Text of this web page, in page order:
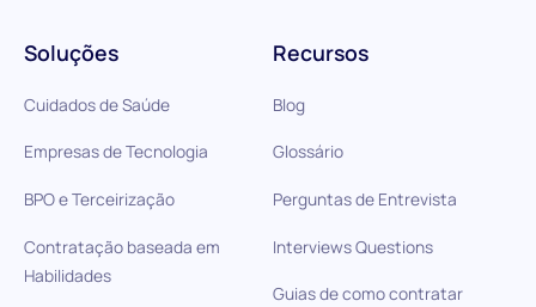
Soluções
Cuidados de Saúde
Empresas de Tecnologia
BPO e Terceirização
Contratação baseada em
Habilidades
Recursos
Blog
Glossário
Perguntas de Entrevista
Interviews Questions
Guias de como contratar